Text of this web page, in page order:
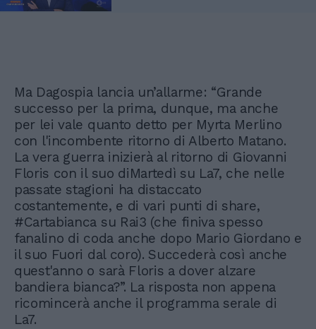
Ma Dagospia lancia un’allarme: “Grande
successo per la prima, dunque, ma anche
per lei vale quanto detto per Myrta Merlino
con l'incombente ritorno di Alberto Matano.
La vera guerra inizierà al ritorno di Giovanni
Floris con il suo diMartedì su La7, che nelle
passate stagioni ha distaccato
costantemente, e di vari punti di share,
#Cartabianca su Rai3 (che finiva spesso
fanalino di coda anche dopo Mario Giordano e
il suo Fuori dal coro). Succederà così anche
quest'anno o sarà Floris a dover alzare
bandiera bianca?”. La risposta non appena
ricomincerà anche il programma serale di
La7.